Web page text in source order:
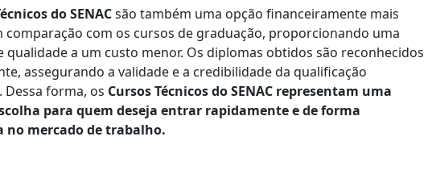
do SENACsão também uma opção financeiramente mais
comparação com os cursos de graduação, proporcionando uma
qualidade a um custo menor. Os diplomas obtidos são reconhecidos
assegurando a validade e a credibilidade da qualificação
forma, os Cursos Técnicos do SENAC representam uma
para quem deseja entrar rapidamente e de forma
no mercado de trabalho.